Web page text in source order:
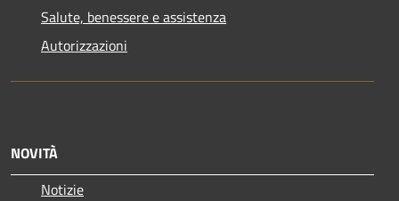
Salute, benessere e assistenza
Autorizzazioni
NOVITÀ
Notizie